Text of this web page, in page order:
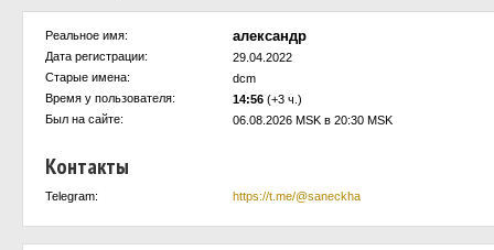
Реальное имя: александр
Дата регистрации:
29.04.2022
Старые имена:
dcm
Время у пользователя:
14:56 (+3 ч.)
Был на сайте:
06.08.2026 MSK в 20:30 MSK
Контакты
Telegram: https://t.me/@saneckha